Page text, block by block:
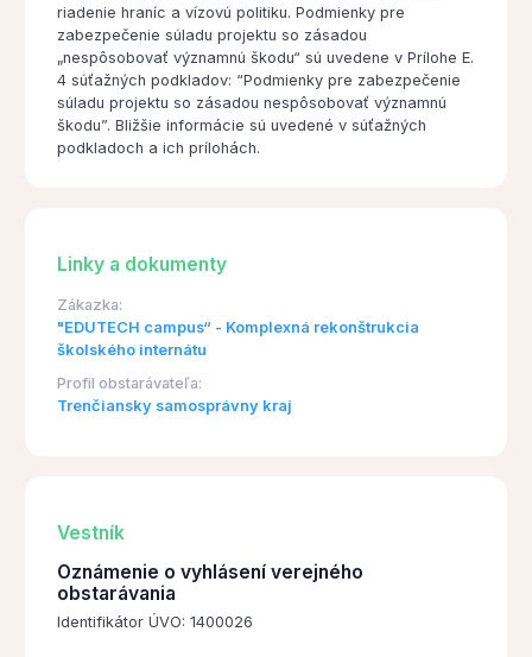
riadenie hraníc a vízovú politiku. Podmienky pre
zabezpečenie súladu projektu so zásadou
„nespôsobovať významnú škodu“ sú uvedene v Prílohe E.
4 súťažných podkladov: “Podmienky pre zabezpečenie
súladu projektu so zásadou nespôsobovať významnú
škodu”. Bližšie informácie sú uvedené v súťažných
podkladoch a ich prílohách.
Linky a dokumenty
Zákazka:
"EDUTECH campus“ - Komplexná rekonštrukcia
školského internátu
Profil obstarávateľa:
Trenčiansky samosprávny kraj
Vestník
Oznámenie o vyhlásení verejného
obstarávania
Identifikátor ÚVO: 1400026